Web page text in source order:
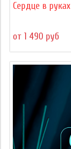
Сердце в
от 1 490 руб